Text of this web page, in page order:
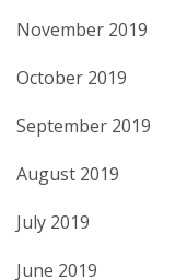
November 2019
October 2019
September 2019
August 2019
July 2019
June 2019